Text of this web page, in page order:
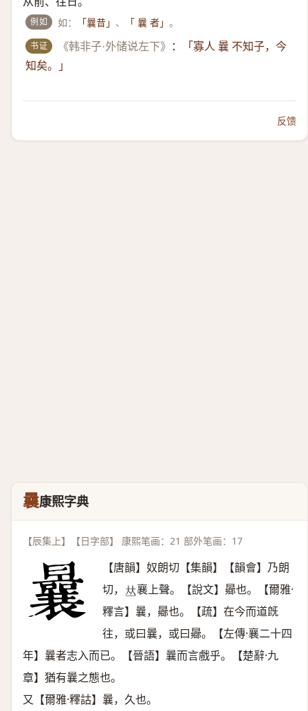
例如 如： 「曩昔」 、 「 曩 者」。
书证 《韩非子·外储说左下》 ：
「寡人 曩 不知子，今
知矣。」
反馈
曩康熙字典
【辰集上】【日字部】 康熙笔画：21 部外笔画：17
【唐韻】奴朗切【集韻】【韻會】乃朗
切， 𠀤襄上聲。【說文】曏也。【爾雅·
釋言】曩，曏也。【疏】在今而道旣
往，或曰曩，或曰曏。【左傳·襄二十四
年】曩者志入而已。【晉語】曩而言戲乎。【楚辭·九
章】猶有曩之態也。
又【爾雅·釋詁】曩，久也。